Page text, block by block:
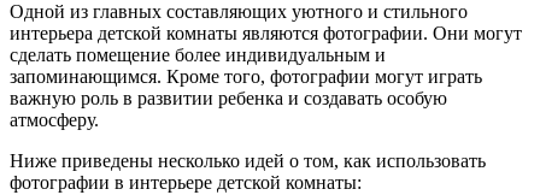
Одной из главных составляющих уютного и стильного
интерьера детской комнаты являются фотографии. Они могут
сделать помещение более индивидуальным и
запоминающимся. Кроме того, фотографии могут играть
важную роль в развитии ребенка и создавать особую
атмосферу.
Ниже приведены несколько идей о том, как использовать
фотографии в интерьере детской комнаты: